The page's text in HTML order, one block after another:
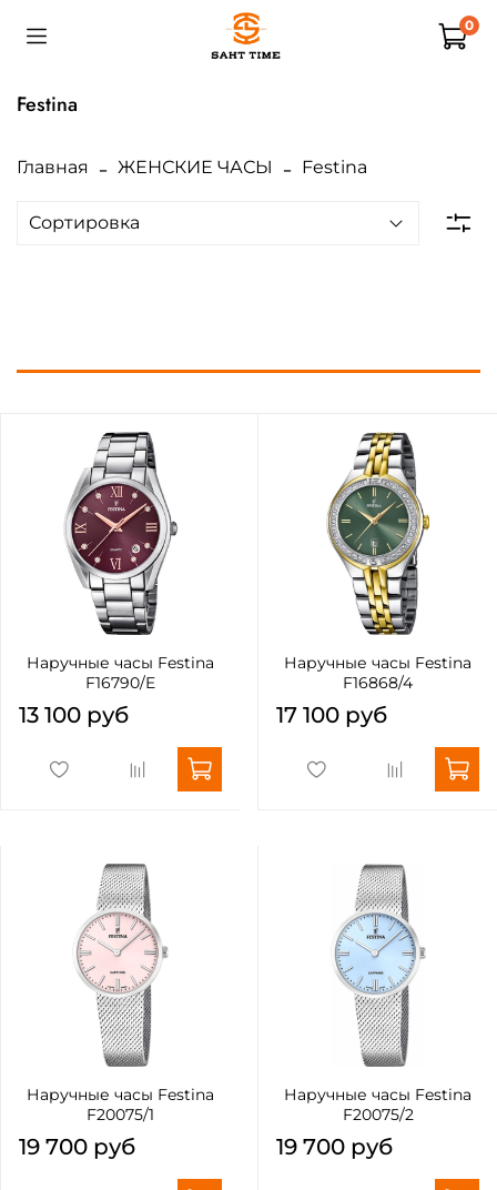
0
Festina
Главная ЖЕНСКИЕ ЧАСЫ Festina
Наручные часы Festina
F16790/E
13 100 руб
Наручные часы Festina
F16868/4
17 100 руб
Наручные часы Festina
F20075/1
19 700 руб
Наручные часы Festina
F20075/2
19 700 руб